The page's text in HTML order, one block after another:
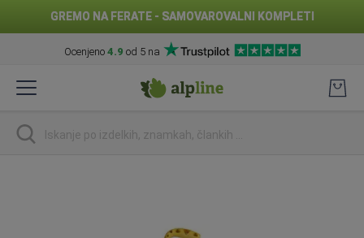
GREMO NA FERATE - SAMOVAROVALNI KOMPLETI
Ocenjeno 4.9 od 5 na
na
Iskanje